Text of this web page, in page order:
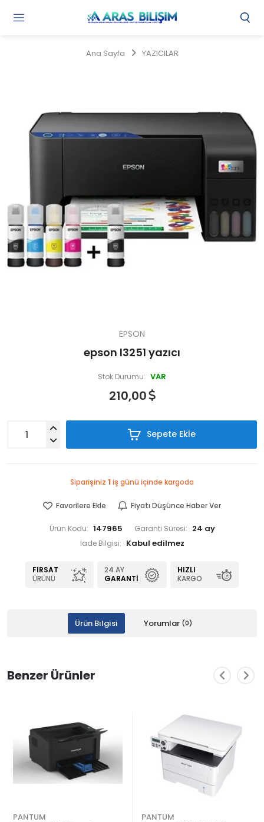
Ana Sayfa YAZICILAR
EPSON
epson l3251 yazıcı
Stok Durumu: VAR
210,00
Sepete Ekle
Siparişiniz 1 iş günü içinde kargoda
Favorilere Ekle Fiyatı Düşünce Haber Ver
Ürün Kodu: 147965 Garanti Süresi: 24 ay
İade Bilgisi:
FIRSAT
ÜRÜNÜ
24 AY
GARANTI
HIZLI
KARGO
Ürün Bilgisi Yorumlar (0)
Benzer Ürünler
PANTUM
PANTUM